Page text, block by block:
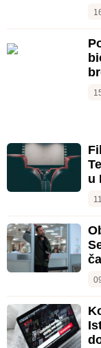
u